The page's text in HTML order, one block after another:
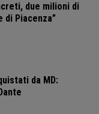
due milioni di
Piacenza”
da MD: